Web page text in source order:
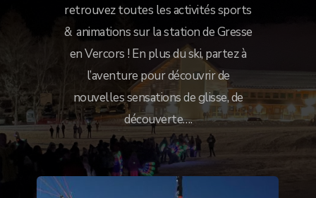
retrouvez toutes les activités sports
& animations sur la station de Gresse
en Vercors ! En plus du ski, partez à
l’aventure pour découvrir de
nouvelles sensations de glisse, de
découverte….